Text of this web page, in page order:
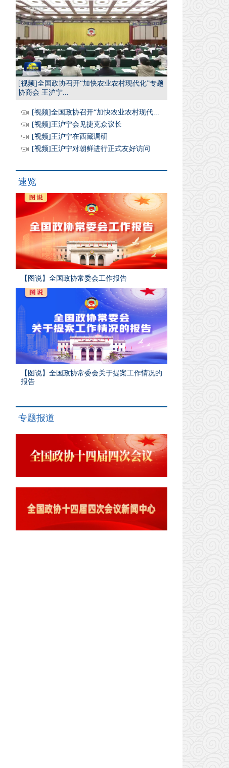
[视频]全国政协召开“加快农业农村现代化”专题
协商会 王沪宁...
[视频]全国政协召开“加快农业农村现代...
[视频]王沪宁会见捷克众议长
[视频]王沪宁在西藏调研
[视频]王沪宁对朝鲜进行正式友好访问
速览
【图说】全国政协常委会工作报告
【图说】全国政协常委会关于提案工作情况的
报告
专题报道